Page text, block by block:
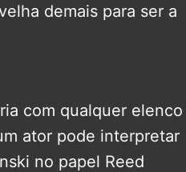
demais para ser a
com qualquer elenco
ator pode interpretar
no papel Reed